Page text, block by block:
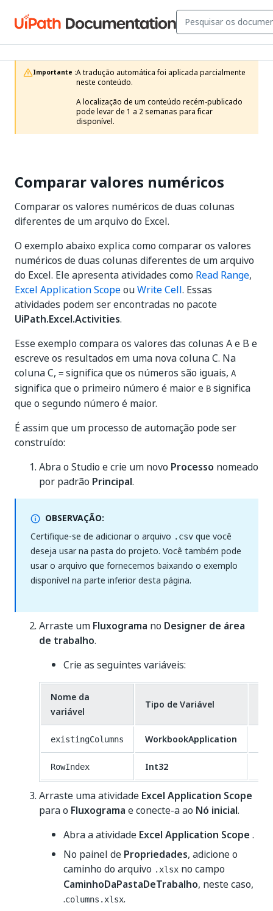
Importante :A tradução automática foi aplicada parcialmente
neste conteúdo.
A localização de um conteúdo recém-publicado
pode levar de 1 a 2 semanas para ficar
disponível.
Comparar valores numéricos
Comparar os valores numéricos de duas colunas
diferentes de um arquivo do Excel.
O exemplo abaixo explica como comparar os valores
numéricos de duas colunas diferentes de um arquivo
do Excel. Ele apresenta atividades como Read Range,
Excel Application ScopeouWrite Cell. Essas
atividades podem ser encontradas no pacote
UiPath.Excel.Activities.
Esse exemplo compara os valores das colunas A e B e
escreve os resultados em uma nova coluna C. Na
coluna C, = significa que os números são iguais, A
significa que o primeiro número é maior e B significa
que o segundo número é maior.
É assim que um processo de automação pode ser
construído:
Abra o Studio e crie um novo Processo nomeado
por padrão Principal.
OBSERVAÇÃO:
Certifique-se de adicionar o arquivo .csv que você
deseja usar na pasta do projeto. Você também pode
usar o arquivo que fornecemos baixando o exemplo
disponível na parte inferior desta página.
Arraste um Fluxograma no Designer de área
de trabalho.
Crie as seguintes variáveis:
Nome da
variável
Tipo de Variável
existingColumns WorkbookApplication
RowIndex Int32
Arraste uma atividade Excel Application Scope
para o Fluxograma e conecte-a ao Nó inicial.
Abra a atividade Excel Application Scope .
No painel de Propriedades, adicione o
caminho do arquivo .xlsx no campo
CaminhoDaPastaDeTrabalho, neste caso,
.columns.xlsx.